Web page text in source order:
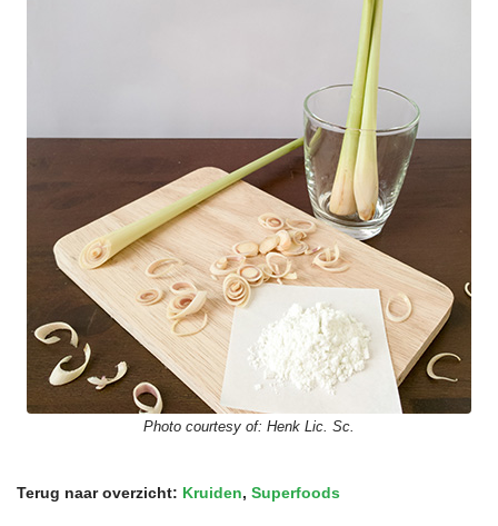
Photo courtesy of: Henk Lic. Sc.
Terug naar overzicht: Kruiden, Superfoods